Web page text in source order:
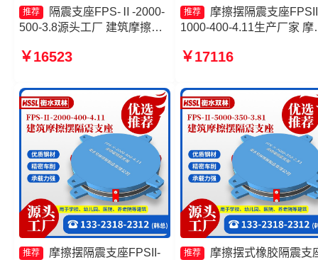
推荐
隔震支座FPS-Ⅱ-2000-
500-3.8源头工厂 建筑摩擦摆
支座FPSII-1000-400-4.11源
6000-300-3.48源头工厂
￥16523
推荐
摩擦摆隔震支座
1000-400-4.11生产厂家 摩
擦摆隔震支座价格
￥17116
推荐
摩擦摆隔震支座FPSII-
推荐
摩擦摆式橡胶隔震支